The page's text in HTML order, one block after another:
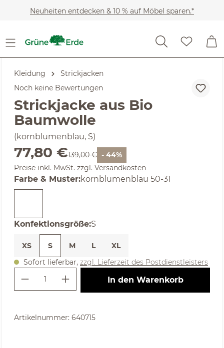
Zum Hauptinhalt springen
Neuheiten entdecken & 10 % auf Möbel sparen.*
Kleidung
Strickjacken
Noch keine Bewertungen
Strickjacke aus Bio
Baumwolle
(kornblumenblau, S)
Verkaufspreis:
77,80 €Regulärer Preis:
139,00 € - 44%
Preise inkl. MwSt. zzgl. Versandkosten
Farbe & Musterauswählen
:kornblumenblau 50-31
Konfektionsgrößeauswählen
:S
XS S M L
XL
Sofort lieferbar, zzgl. Lieferzeit des Postdienstleisters
Produkt Anzahl: Gib den
In den Warenkorb
Artikelnummer: 640715